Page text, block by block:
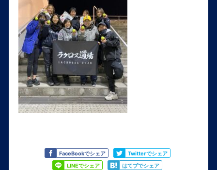
FaceBookでシェア
Like Twitterでシェア
Tweet
LINEでシェア
Share はてブでシェア
Share